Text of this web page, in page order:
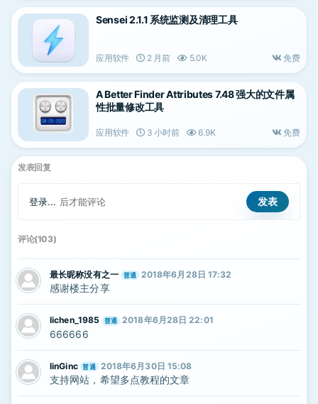
Sensei 2.1.1 系统监测及清理工具
应用软件 2 月前 5.0K 免费
A Better Finder Attributes 7.48 强大的文件属
性批量修改工具
应用软件 3 小时前 6.9K 免费
发表回复
登录... 后才能评论
评论(103)
最长昵称没有之一 普通 2018年6月28日 17:32
感谢楼主分享
lichen_1985 普通 2018年6月28日 22:01
666666
linGinc 普通 2018年6月30日 15:08
支持网站，希望多点教程的文章